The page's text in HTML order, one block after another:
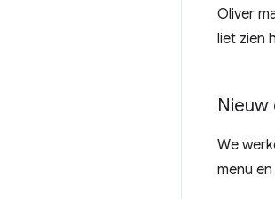
Oliver
liet zien
Nieuw
We
menu